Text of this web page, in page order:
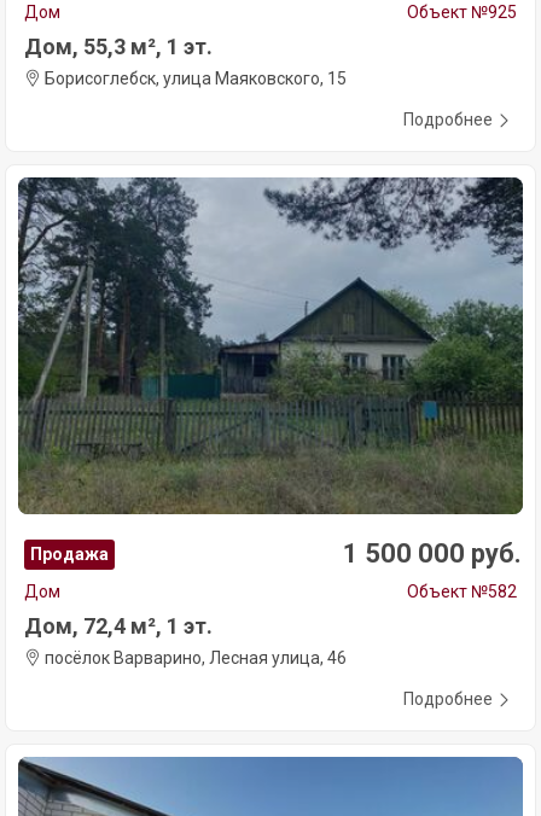
Дом Объект №925
Дом, 55,3 м², 1 эт.
Борисоглебск, улица Маяковского, 15
Подробнее
Продажа 1 500 000 руб.
Дом Объект №582
Дом, 72,4 м², 1 эт.
посёлок Варварино, Лесная улица, 46
Подробнее